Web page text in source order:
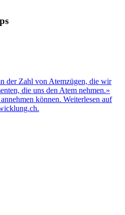
der Zahl von Atemzügen, die wir
die uns den Atem nehmen.»
können. Weiterlesen auf